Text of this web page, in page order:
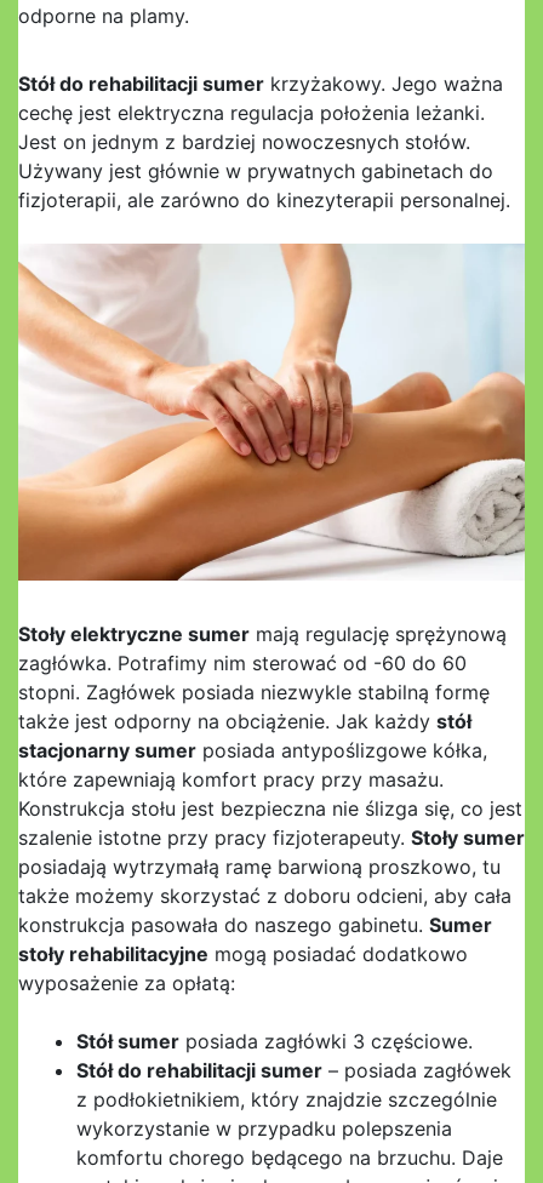
odporne na plamy.
Stół do rehabilitacji sumer krzyżakowy. Jego ważna
cechę jest elektryczna regulacja położenia leżanki.
Jest on jednym z bardziej nowoczesnych stołów.
Używany jest głównie w prywatnych gabinetach do
fizjoterapii, ale zarówno do kinezyterapii personalnej.
Stoły elektryczne sumer mają regulację sprężynową
zagłówka. Potrafimy nim sterować od -60 do 60
stopni. Zagłówek posiada niezwykle stabilną formę
także jest odporny na obciążenie. Jak każdy stół
stacjonarny sumer posiada antypoślizgowe kółka,
które zapewniają komfort pracy przy masażu.
Konstrukcja stołu jest bezpieczna nie ślizga się, co jest
szalenie istotne przy pracy fizjoterapeuty. Stoły sumer
posiadają wytrzymałą ramę barwioną proszkowo, tu
także możemy skorzystać z doboru odcieni, aby cała
konstrukcja pasowała do naszego gabinetu. Sumer
stoły rehabilitacyjne mogą posiadać dodatkowo
wyposażenie za opłatą:
Stół sumer posiada zagłówki 3 częściowe.
Stół do rehabilitacji sumer – posiada zagłówek
z podłokietnikiem, który znajdzie szczególnie
wykorzystanie w przypadku polepszenia
komfortu chorego będącego na brzuchu. Daje